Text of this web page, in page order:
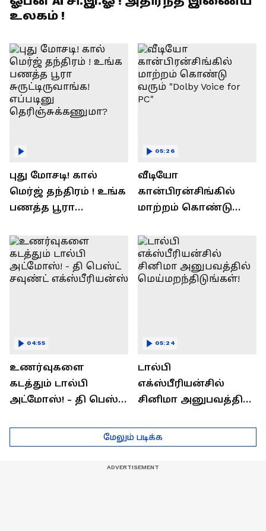
உலகம் !
புது மோசடி! கால்
மெர்ஜ் தந்திரம் ! உங்க
பணத்த பூரா
எப்படினு
தெரிஞ்சுக்கணுமா?
வீடியோ
கான்பிரன்சிங்கில்
மாற்றம் கொண்டு
PC"
05:26
உணர்வுகளை
கடத்தும் டால்பி
அட்மோஸ்! - தி பெஸ்ட்
எக்ஸ்பீரியன்ஸ்
04:55
டால்பி
எக்ஸ்பீரியன்சில்
சினிமா அனுபவத்தில்
05:24
மேலும் படிக்க